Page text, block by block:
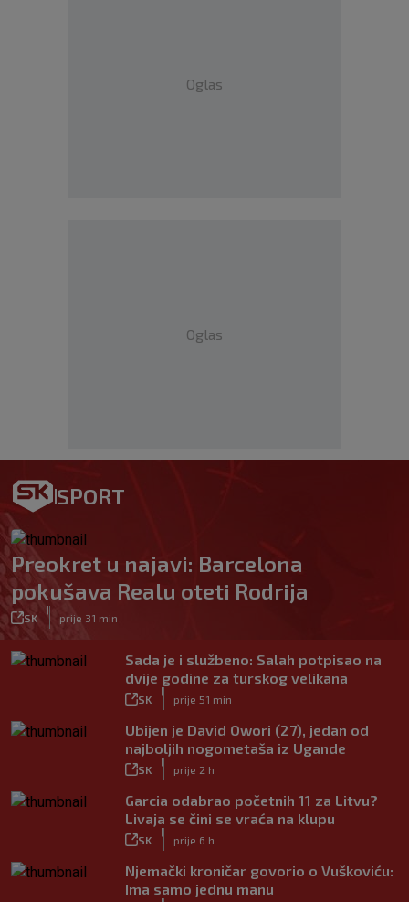
Oglas
Oglas
SPORT
Preokret u najavi: Barcelona
pokušava Realu oteti Rodrija
SK prije 31 min
Sada je i službeno: Salah potpisao na
dvije godine za turskog velikana
SK prije 51 min
Ubijen je David Owori (27), jedan od
najboljih nogometaša iz Ugande
SK prije 2 h
Garcia odabrao početnih 11 za Litvu?
Livaja se čini se vraća na klupu
SK prije 6 h
Njemački kroničar govorio o Vuškoviću:
Ima samo jednu manu